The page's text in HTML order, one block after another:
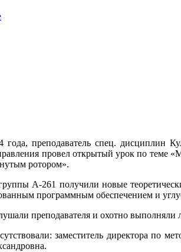
года, преподаватель спец. дисциплин
провел открытый урок по теме
ротором».
А-261 получили новые
программным обеспечением и
преподавателя и охотно выполняли
заместитель директора по